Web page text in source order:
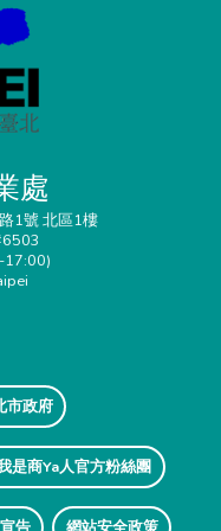
處
1號 北區1樓
17:00)
市政府
是商Ya人官方粉絲團